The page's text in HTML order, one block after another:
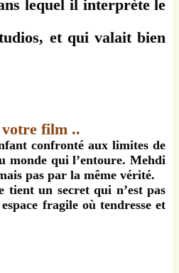
lequel il interprète le
et qui valait bien
votre film ..
confronté aux limites de
monde qui l’entoure. Mehdi
pas par la même vérité.
tient un secret qui n’est pas
fragile où tendresse et